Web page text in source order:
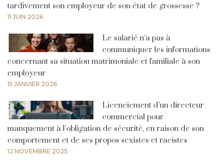
tardivement son employeur de son état de grossesse ?
11 JUIN 2026
Le salarié n’a pas à
communiquer les informations
concernant sa situation matrimoniale et familiale à son
employeur
15 JANVIER 2026
Licenciement d’un directeur
commercial pour
manquement à l’obligation de sécurité, en raison de son
comportement et de ses propos sexistes et racistes
12 NOVEMBRE 2025